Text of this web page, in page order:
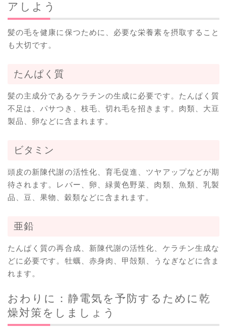
アしよう
髪の毛を健康に保つために、必要な栄養素を摂取すること
も大切です。
たんぱく質
髪の主成分であるケラチンの生成に必要です。たんぱく質
不足は、パサつき、枝毛、切れ毛を招きます。肉類、大豆
製品、卵などに含まれます。
ビタミン
頭皮の新陳代謝の活性化、育毛促進、ツヤアップなどが期
待されます。レバー、卵、緑黄色野菜、肉類、魚類、乳製
品、豆、果物、穀類などに含まれます。
亜鉛
たんぱく質の再合成、新陳代謝の活性化、ケラチン生成な
どに必要です。牡蠣、赤身肉、甲殻類、うなぎなどに含ま
れます。
おわりに：静電気を予防するために乾
燥対策をしましょう